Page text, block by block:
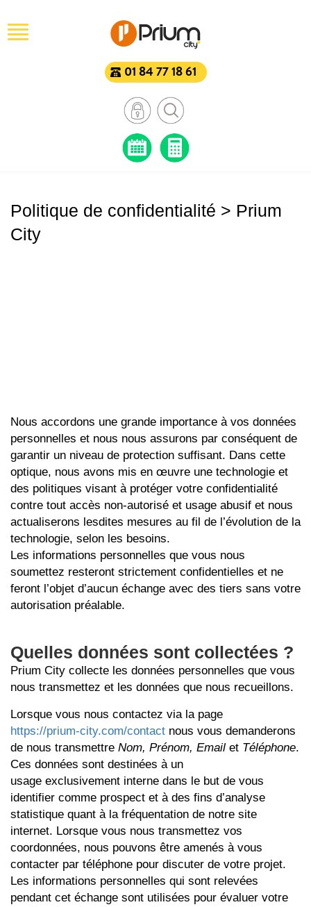
01 84 77 18 61
Politique de confidentialité > Prium
City
Nous accordons une grande importance à vos données
personnelles et nous nous assurons par conséquent de
garantir un niveau de protection suffisant. Dans cette
optique, nous avons mis en œuvre une technologie et
des politiques visant à protéger votre confidentialité
contre tout accès non-autorisé et usage abusif et nous
actualiserons lesdites mesures au fil de l’évolution de la
technologie, selon les besoins.
Les informations personnelles que vous nous
soumettez resteront strictement confidentielles et ne
feront l’objet d’aucun échange avec des tiers sans votre
autorisation préalable.
Quelles données sont collectées ?
Prium City collecte les données personnelles que vous
nous transmettez et les données que nous recueillons.
Lorsque vous nous contactez via la page
https://prium-city.com/contact nous vous demanderons
de nous transmettre Nom, Prénom, Email et Téléphone.
Ces données sont destinées à un
usage exclusivement interne dans le but de vous
identifier comme prospect et à des fins d’analyse
statistique quant à la fréquentation de notre site
internet. Lorsque vous nous transmettez vos
coordonnées, nous pouvons être amenés à vous
contacter par téléphone pour discuter de votre projet.
Les informations personnelles qui sont relevées
pendant cet échange sont utilisées pour évaluer votre